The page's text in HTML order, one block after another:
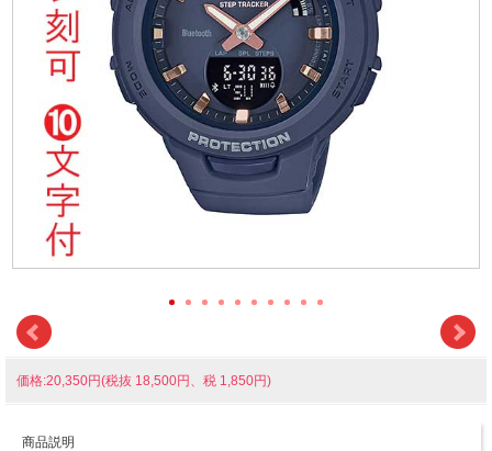
価格:20,350円(税抜 18,500円、税 1,850円)
商品説明